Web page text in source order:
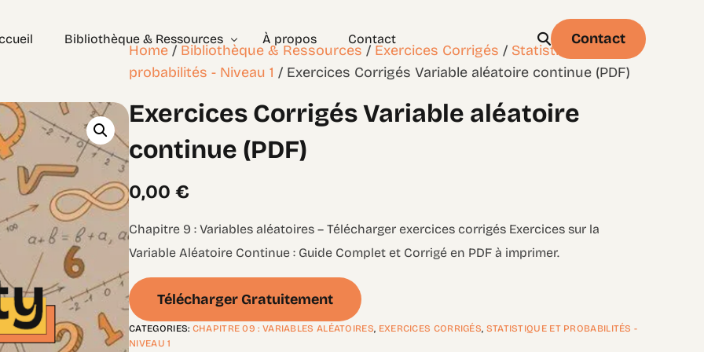
Bibliothèque & Ressources
Exercices Corrigés
– les bases Géométrie – Niveau 2
À propos Contact Contact
Home / Bibliothèque & Ressources / Exercices Corrigés / Statistique et
probabilités - Niveau 1 / Exercices Corrigés Variable aléatoire continue (PDF)
Exercices Corrigés Variable aléatoire
continue (PDF)
0,00€
Chapitre 9 : Variables aléatoires – Télécharger exercices corrigés Exercices sur la
Variable Aléatoire Continue : Guide Complet et Corrigé en PDF à imprimer.
Télécharger Gratuitement
CATEGORIES: CHAPITRE 09 : VARIABLES ALÉATOIRES EXERCICES CORRIGÉS STATISTIQUE ET PROBABILITÉS -
NIVEAU 1